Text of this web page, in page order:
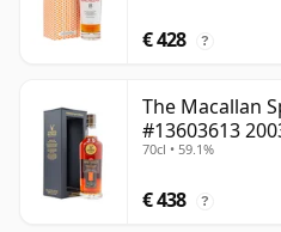
€ 428 ?
The Macallan
#13603613
70cl • 59.1%
€ 438 ?